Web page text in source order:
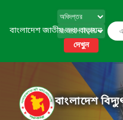
বাংলাদেশ জাতীয় তথ্য বাতায়ন
দেখুন
বাংলাদেশ